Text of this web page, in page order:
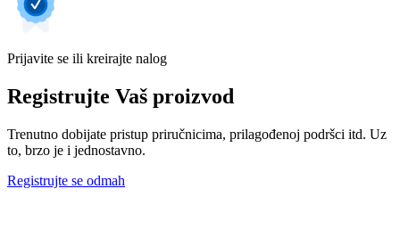
Prijavite se ili kreirajte nalog
Registrujte Vaš proizvod
Trenutno dobijate pristup priručnicima, prilagođenoj podršci itd. Uz
to, brzo je i jednostavno.
Registrujte se odmah